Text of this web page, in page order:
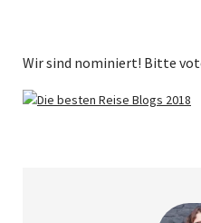
Wir sind nominiert! Bitte